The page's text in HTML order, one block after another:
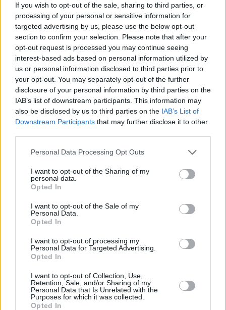
If you wish to opt-out of the sale, sharing to third parties, or
processing of your personal or sensitive information for
targeted advertising by us, please use the below opt-out
section to confirm your selection. Please note that after your
opt-out request is processed you may continue seeing
interest-based ads based on personal information utilized by
us or personal information disclosed to third parties prior to
your opt-out. You may separately opt-out of the further
disclosure of your personal information by third parties on the
IAB’s list of downstream participants. This information may
also be disclosed by us to third parties on the IAB’s List of
Downstream Participants that may further disclose it to other
Personal Data Processing Opt Outs
I want to opt-out of the Sharing of my
personal data.
Opted In
I want to opt-out of the Sale of my
Personal Data.
Opted In
I want to opt-out of processing my
Personal Data for Targeted Advertising.
Opted In
I want to opt-out of Collection, Use,
Retention, Sale, and/or Sharing of my
Personal Data that Is Unrelated with the
Purposes for which it was collected.
Opted In
Στις τράπεζες ξεχωρίζει ηOptimaμε +3,4%.
ΑκολουθούνΕθνικήκαι Κύπρου +1,1%, Πειραιώς
+0,4%. Eurobank +0,2%. Στο κόκκινο Τρ. Ελλάδος
-1%, Credia -0,8%. Αμετάβλητη η Alpha
Στα εμποροβιομηχανικά και λοιπά blue chipsΤιτάν
+3,2%,ΕλβάλΧαλκόρ (ΕΛΧΑ)+2,5%, Metlen, Aegean